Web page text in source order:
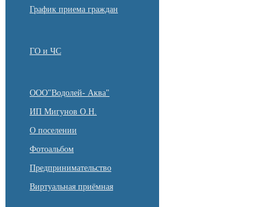
График приема граждан
ГО и ЧС
ООО"Водолей- Аква"
ИП Мигунов О.Н.
О поселении
Фотоальбом
Предпринимательство
Виртуальная приёмная